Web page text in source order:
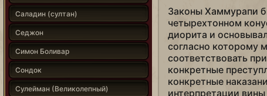
Саладин (султан)
Седжон
Симон Боливар
Сондок
Сулейман (Великолепный)
Законы Хаммурапи
четырехтонном
диорита и
согласно которому
соответствовать
конкретные
конкретные
интерпретации